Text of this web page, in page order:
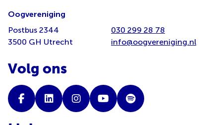
Oogvereniging
Postbus 2344
3500 GH Utrecht
030 299 28 78
info@oogvereniging.nl
Volg ons